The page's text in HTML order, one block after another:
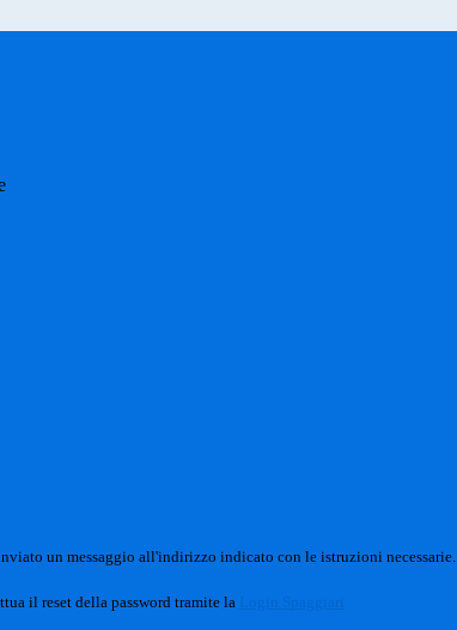
un messaggio all'indirizzo indicato con le istruzioni necessarie.
il reset della password tramite la Login Spaggiari